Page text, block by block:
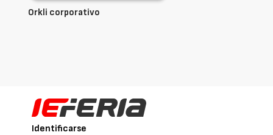
Orkli corporativo
Identificarse